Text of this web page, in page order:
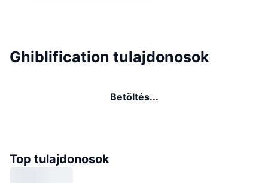
Ghiblification tulajdonosok
Betöltés...
Top tulajdonosok